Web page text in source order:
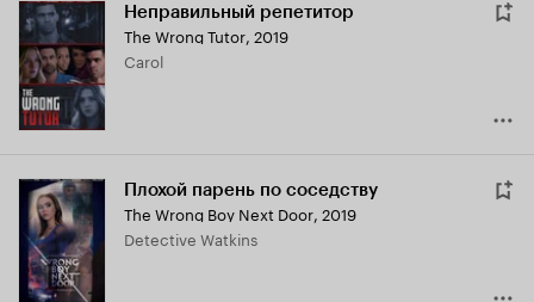
Неправильный репетитор
The Wrong Tutor, 2019
Carol
Плохой парень по соседству
The Wrong Boy Next Door, 2019
Detective Watkins